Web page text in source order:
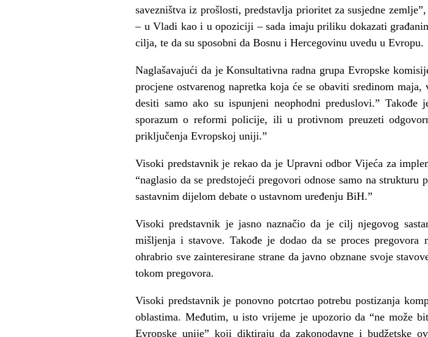
savezništva iz prošlosti, predstavlja prioritet za susjedne
– u Vladi kao i u opoziciji – sada imaju priliku dokazati
cilja, te da su sposobni da Bosnu i Hercegovinu uvedu u Evropu.
Naglašavajući da je Konsultativna radna grupa Evropske
procjene ostvarenog napretka koja će se obaviti sredinom
desiti samo ako su ispunjeni neophodni preduslovi.”
sporazum o reformi policije, ili u protivnom preuzeti
priključenja Evropskoj uniji.”
Visoki predstavnik je rekao da je Upravni odbor Vijeća za
“naglasio da se predstojeći pregovori odnose samo na
sastavnim dijelom debate o ustavnom uređenju BiH.”
Visoki predstavnik je jasno naznačio da je cilj njegovog
mišljenja i stavove. Takođe je dodao da se proces
ohrabrio sve zainteresirane strane da javno obznane svoje
tokom pregovora.
Visoki predstavnik je ponovno potcrtao potrebu postizanja
oblastima. Međutim, u isto vrijeme je upozorio da “ne može
Evropske unije” koji diktiraju da zakonodavne i budžetske